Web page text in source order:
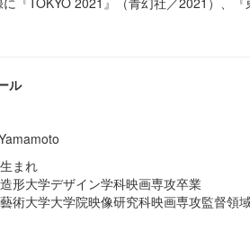
ル
まれ
形大学デザイン学科映画専攻卒業
術大学大学院映像研究科映画専攻監督領